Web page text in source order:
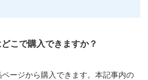
こで購入できますか？
ージから購入できます。本記事内の